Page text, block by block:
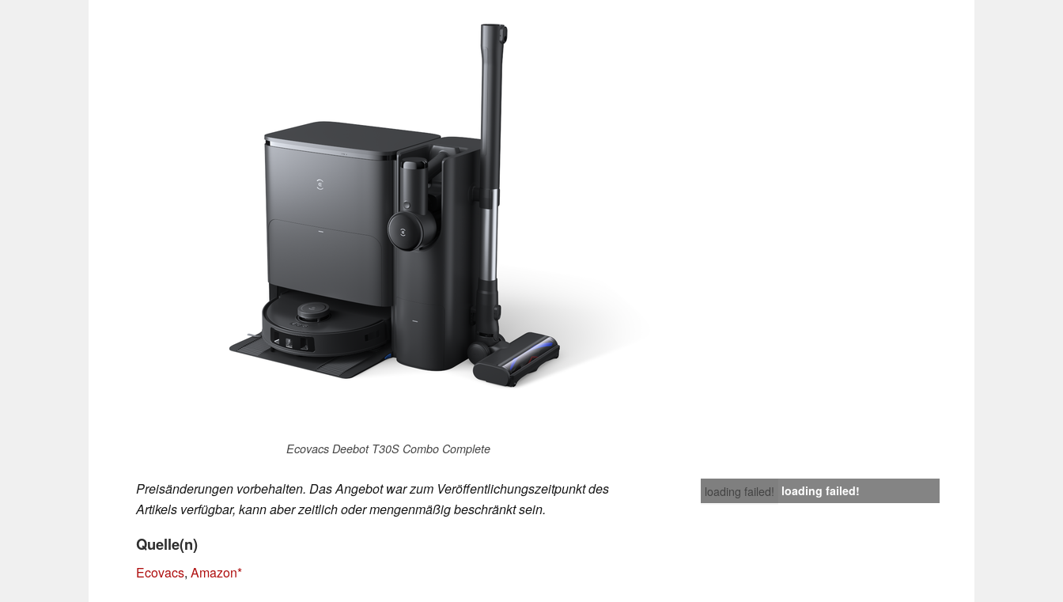
Ecovacs Deebot T30S Combo Complete
loading failed! loading failed!
Preisänderungen vorbehalten. Das Angebot war zum Veröffentlichungszeitpunkt des
Artikels verfügbar, kann aber zeitlich oder mengenmäßig beschränkt sein.
Quelle(n)
Ecovacs, Amazon